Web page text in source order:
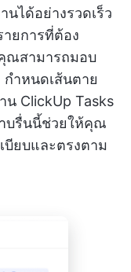
นได้อย่างรวดเร็ว
ายการที่ต้อง
ณสามารถมอบ
ำหนดเส้นตาย
ClickUp Tasks
าบรื่นนี้ช่วยให้คุณ
บียบและตรงตาม